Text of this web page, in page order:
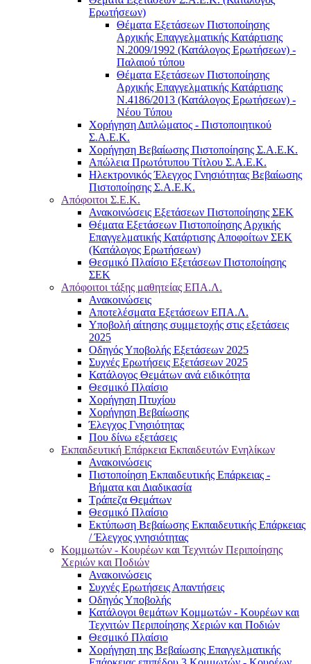
Ερωτήσεων)
Θέματα Εξετάσεων Πιστοποίησης
Αρχικής Επαγγελματικής Κατάρτισης
Ν.2009/1992 (Κατάλογος Ερωτήσεων) -
Παλαιού τύπου
Θέματα Εξετάσεων Πιστοποίησης
Αρχικής Επαγγελματικής Κατάρτισης
Ν.4186/2013 (Κατάλογος Ερωτήσεων) -
Νέου Τύπου
Χορήγηση Διπλώματος - Πιστοποιητικού
Σ.Α.Ε.Κ.
Χορήγηση Βεβαίωσης Πιστοποίησης Σ.Α.Ε.Κ.
Απώλεια Πρωτότυπου Τίτλου Σ.Α.Ε.Κ.
Ηλεκτρονικός Έλεγχος Γνησιότητας Βεβαίωσης
Πιστοποίησης Σ.Α.Ε.Κ.
Απόφοιτοι Σ.Ε.Κ.
Ανακοινώσεις Εξετάσεων Πιστοποίησης ΣΕΚ
Θέματα Εξετάσεων Πιστοποίησης Αρχικής
Επαγγελματικής Κατάρτισης Αποφοίτων ΣΕΚ
(Κατάλογος Ερωτήσεων)
Θεσμικό Πλαίσιο Εξετάσεων Πιστοποίησης
ΣΕΚ
Απόφοιτοι τάξης μαθητείας ΕΠΑ.Λ.
Ανακοινώσεις
Αποτελέσματα Εξετάσεων ΕΠΑ.Λ.
Υποβολή αίτησης συμμετοχής στις εξετάσεις
2025
Οδηγός Υποβολής Εξετάσεων 2025
Συχνές Ερωτήσεις Εξετάσεων 2025
Κατάλογος Θεμάτων ανά ειδικότητα
Θεσμικό Πλαίσιο
Χορήγηση Πτυχίου
Χορήγηση Βεβαίωσης
Έλεγχος Γνησιότητας
Που δίνω εξετάσεις
Εκπαιδευτική Επάρκεια Εκπαιδευτών Ενηλίκων
Ανακοινώσεις
Πιστοποίηση Εκπαιδευτικής Επάρκειας -
Βήματα και Διαδικασία
Τράπεζα Θεμάτων
Θεσμικό Πλαίσιο
Εκτύπωση Βεβαίωσης Εκπαιδευτικής Επάρκειας
/ Έλεγχος γνησιότητας
Κομμωτών - Κουρέων και Τεχνιτών Περιποίησης
Χεριών και Ποδιών
Ανακοινώσεις
Συχνές Ερωτήσεις Απαντήσεις
Οδηγός Υποβολής
Κατάλογοι θεμάτων Κομμωτών - Κουρέων και
Τεχνιτών Περιποίησης Χεριών και Ποδιών
Θεσμικό Πλαίσιο
Χορήγηση της Βεβαίωσης Επαγγελματικής